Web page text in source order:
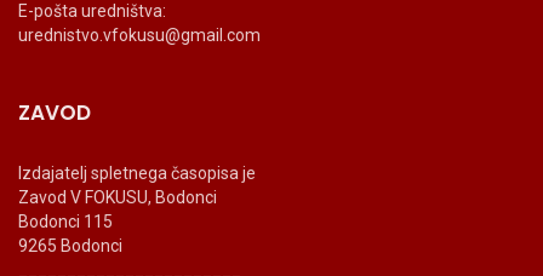
E-pošta uredništva:
urednistvo.vfokusu@gmail.com
ZAVOD
Izdajatelj spletnega časopisa je
Zavod V FOKUSU, Bodonci
Bodonci 115
9265 Bodonci